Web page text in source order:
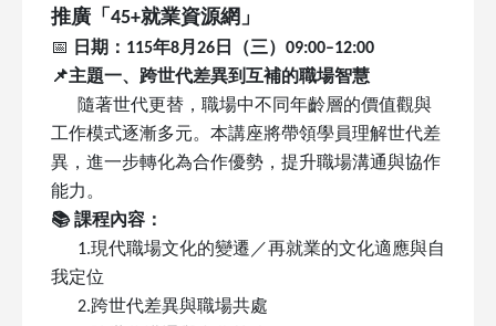
推廣「45+就業資源網」
📅
日期：115年8月26日（三）09:00–12:00
📌主題一、跨世代差異到互補的職場智慧
隨著世代更替，職場中不同年齡層的價值觀與
工作模式逐漸多元。本講座將帶領學員理解世代差
異，進一步轉化為合作優勢，提升職場溝通與協作
能力。
📚 課程內容：
1.現代職場文化的變遷／再就業的文化適應與自
我定位
2.跨世代差異與職場共處